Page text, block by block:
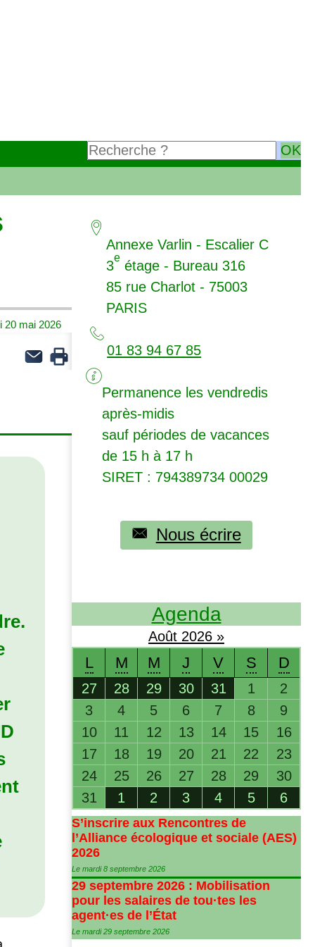
20 mai 2026
Annexe Varlin - Escalier C
3
e
étage - Bureau 316
85 rue Charlot - 75003
PARIS
01 83 94 67 85
Permanence les vendredis
après-midis
sauf périodes de vacances
de 15 h à 17 h
SIRET : 794389734 00029
Nous écrire
Agenda
Août 2026 »
L M M J V S D
27 28 29 30 31 1
2
3
4 5 6 7 8
9
10
11 12 13 14 15
16
17
18 19 20 21 22
23
24
25 26 27 28 29
30
31
1 2 3 4 5 6
S’inscrire aux Rencontres de
l’Alliance écologique et sociale (AES)
2026
Le mardi 8 septembre 2026
29 septembre 2026 : Mobilisation
pour les salaires de tou·tes les
agent·es de l’État
Le mardi 29 septembre 2026